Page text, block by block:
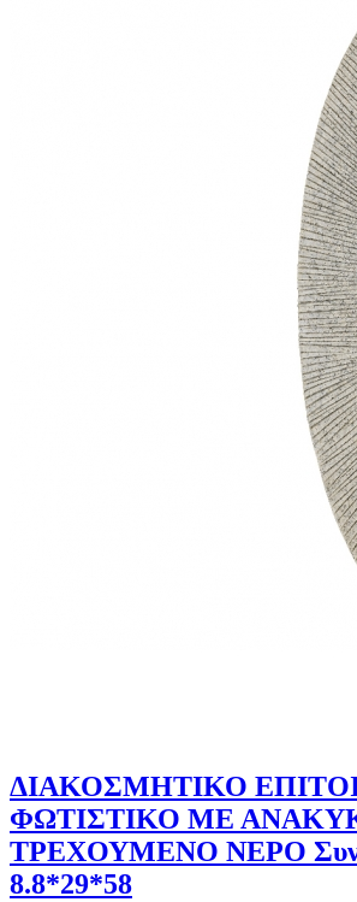
ΔΙΑΚΟΣΜΗΤΙΚΟ
ΦΩΤΙΣΤΙΚΟ ΜΕ
ΤΡΕΧΟΥΜΕΝΟ ΝΕΡΟ
8.8*29*58